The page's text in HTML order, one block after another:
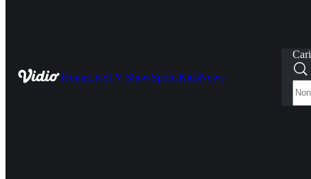
HomeLiveTV ShowSportsKidsNews
Cari